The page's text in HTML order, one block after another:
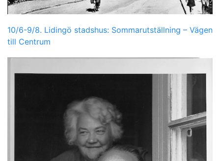
10/6-9/8. Lidingö stadshus: Sommarutställning – Vägen
till Centrum